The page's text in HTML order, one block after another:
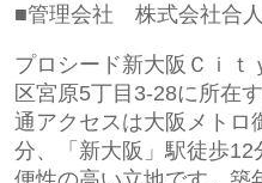
■管理会社 株式会社合
プロシード新大阪Ｃｉｔ
区宮原5丁目3-28に所在
通アクセスは大阪メトロ
分、「新大阪」駅徒歩12